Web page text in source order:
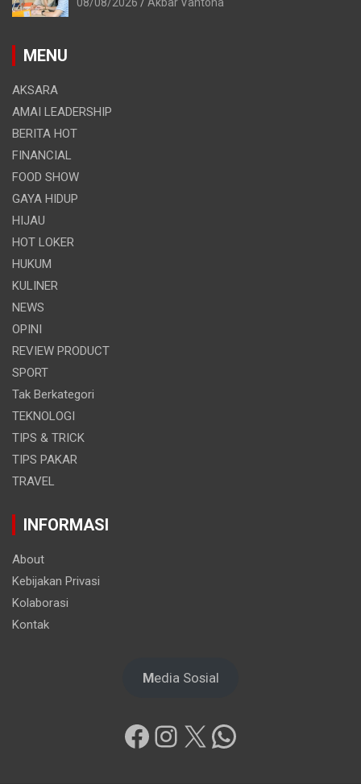
08/08/2026 Akbar Vantona
MENU
AKSARA
AMAI LEADERSHIP
BERITA HOT
FINANCIAL
FOOD SHOW
GAYA HIDUP
HIJAU
HOT LOKER
HUKUM
KULINER
NEWS
OPINI
REVIEW PRODUCT
SPORT
Tak Berkategori
TEKNOLOGI
TIPS & TRICK
TIPS PAKAR
TRAVEL
INFORMASI
About
Kebijakan Privasi
Kolaborasi
Kontak
Media Sosial
Facebook
Instagram
X WhatsApp